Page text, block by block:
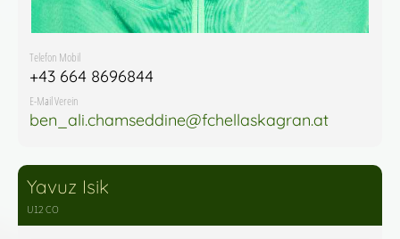
Telefon Mobil
+43 664 8696844
E-Mail Verein
ben_ali.chamseddine@fchellaskagran.at
Yavuz Isik
U12 CO